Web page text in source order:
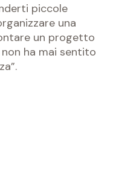
piccole
una
un progetto
ha mai sentito